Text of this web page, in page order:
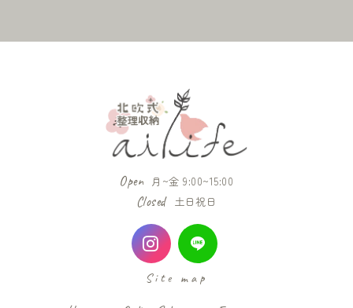
Open 月~金 9:00~15:00
Closed 土日祝日
Site map